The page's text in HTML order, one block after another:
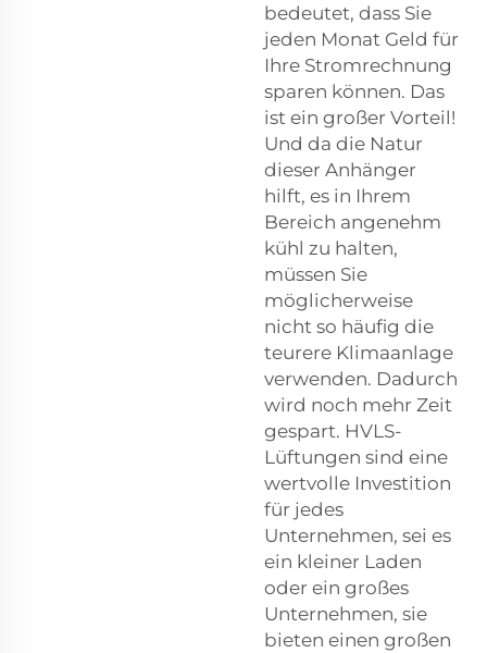
bedeutet, dass Sie
jeden Monat Geld für
Ihre Stromrechnung
sparen können. Das
ist ein großer Vorteil!
Und da die Natur
dieser Anhänger
hilft, es in Ihrem
Bereich angenehm
kühl zu halten,
müssen Sie
möglicherweise
nicht so häufig die
teurere Klimaanlage
verwenden. Dadurch
wird noch mehr Zeit
gespart. HVLS-
Lüftungen sind eine
wertvolle Investition
für jedes
Unternehmen, sei es
ein kleiner Laden
oder ein großes
Unternehmen, sie
bieten einen großen